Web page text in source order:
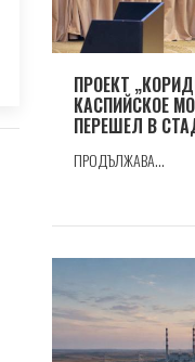
ПРОЕКТ
КАСПИЙСКОЕ
ПЕРЕШЕЛ В
ПРОДЪЛЖАВА...